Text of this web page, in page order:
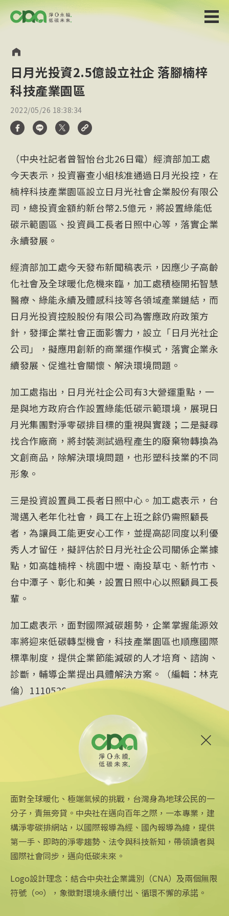
日月光投資2.5億設立社企 落腳楠梓
科技產業園區
2022/05/26 18:38:34
（中央社記者曾智怡台北26日電）經濟部加工處
今天表示，投資審查小組核准通過日月光投控，在
楠梓科技產業園區設立日月光社會企業股份有限公
司，總投資金額約新台幣2.5億元，將設置綠能低
碳示範園區、投資員工長者日照中心等，落實企業
永續發展。
經濟部加工處今天發布新聞稿表示，因應少子高齡
化社會及全球暖化危機來臨，加工處積極開拓智慧
醫療、綠能永續及體感科技等各領域產業鏈結，而
日月光投資控股股份有限公司為響應政府政策方
針，發揮企業社會正面影響力，設立「日月光社企
公司」，擬應用創新的商業運作模式，落實企業永
續發展、促進社會關懷、解決環境問題。
加工處指出，日月光社企公司有3大營運重點，一
是與地方政府合作設置綠能低碳示範環境，展現日
月光集團對淨零碳排目標的重視與實踐；二是擬尋
找合作廠商，將封裝測試過程產生的廢棄物轉換為
文創商品，除解決環境問題，也形塑科技業的不同
形象。
三是投資設置員工長者日照中心。加工處表示，台
灣邁入老年化社會，員工在上班之餘仍需照顧長
者，為讓員工能更安心工作，並提高認同度以利優
秀人才留任，擬評估於日月光社企公司關係企業據
點，如高雄楠梓、桃園中壢、南投草屯、新竹市、
台中潭子、彰化和美，設置日照中心以照顧員工長
輩。
加工處表示，面對國際減碳趨勢，企業掌握能源效
率將迎來低碳轉型機會，科技產業園區也順應國際
標準制度，提供企業節能減碳的人才培育、諮詢、
診斷，輔導企業提出具體解決方案。（編輯：林克
倫）1110526
加工處 政府
經濟部加工處
中央社網站
中央通訊社
Focus Taiwan
フォーカス台湾
關注更多
友善連結
Android app 下載
公司簡介
企業識別
公開資訊
面對全球暖化、極端氣候的挑戰，台灣身為地球公民的一
分子，責無旁貸。中央社在邁向百年之際，一本專業，建
構淨零碳排網站，以國際報導為經、國內報導為緯，提供
第一手、即時的淨零趨勢、法令與科技新知，帶領讀者與
國際社會同步，邁向低碳未來。
Logo設計理念：結合中央社企業識別（CNA）及兩個無限
符號（∞），象徵對環境永續付出、循環不懈的承諾。